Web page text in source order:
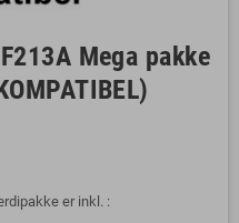
Mega pakke
er inkl. :